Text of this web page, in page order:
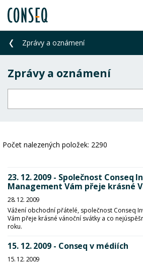
Zprávy a oznámení
Zprávy a oznámení
Počet nalezených položek: 2290
23. 12. 2009 - Společnost Conseq
Management Vám přeje krásné
28. 12. 2009
Vážení obchodní přátelé, společnost Conseq
Vám přeje krásné vánoční svátky a co
roku.
15. 12. 2009 - Conseq v médiích
15. 12. 2009